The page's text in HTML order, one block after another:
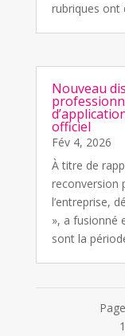
rubriques ont
Nouveau
officiel
Fév 4, 2026
À titre de
reconversion
l’entreprise,
», a fusionné
sont la